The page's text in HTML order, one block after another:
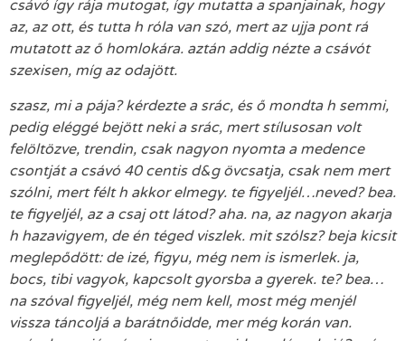
csávó így rája mutogat, így mutatta a spanjainak, hogy
az, az ott, és tutta h róla van szó, mert az ujja pont rá
mutatott az ő homlokára. aztán addig nézte a csávót
szexisen, míg az odajött.
szasz, mi a pája? kérdezte a srác, és ő mondta h semmi,
pedig eléggé bejött neki a srác, mert stílusosan volt
felöltözve, trendin, csak nagyon nyomta a medence
csontját a csávó 40 centis d&g övcsatja, csak nem mert
szólni, mert félt h akkor elmegy. te figyeljél…neved? bea.
te figyeljél, az a csaj ott látod? aha. na, az nagyon akarja
h hazavigyem, de én téged viszlek. mit szólsz? beja kicsit
meglepődött: de izé, figyu, még nem is ismerlek. ja,
bocs, tibi vagyok, kapcsolt gyorsba a gyerek. te? bea…
na szóval figyeljél, még nem kell, most még menjél
vissza táncoljá a barátnőidde, mer még korán van.